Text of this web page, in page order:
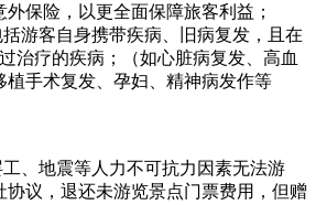
保险，以更全面保障旅客利益；
游客自身携带疾病、旧病复发，且在
治疗的疾病；（如心脏病复发、高血
植手术复发、孕妇、精神病发作等
、地震等人力不可抗力因素无法游
协议，退还未游览景点门票费用，但赠